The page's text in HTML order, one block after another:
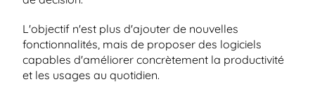
L'objectif n'est plus d'ajouter de nouvelles
fonctionnalités, mais de proposer des logiciels
capables d'améliorer concrètement la productivité
et les usages au quotidien.